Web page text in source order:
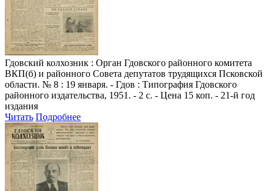
Гдовский колхозник : Орган Гдовского районного комитета
ВКП(б) и районного Совета депутатов трудящихся Псковской
области. № 8 : 19 января. - Гдов : Типография Гдовского
районного издательства, 1951. - 2 с. - Цена 15 коп. - 21-й год
издания
Читать Подробнее